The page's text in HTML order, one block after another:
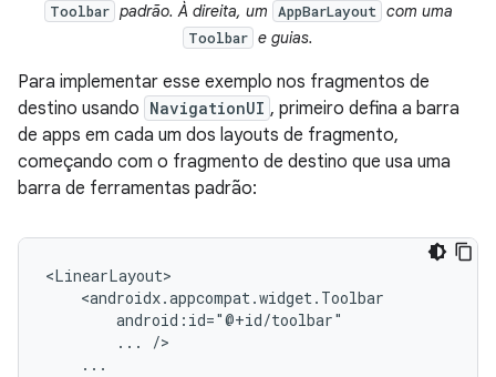
Toolbar padrão. À direita, um AppBarLayout com uma
Toolbar e guias.
Para implementar esse exemplo nos fragmentos de
destino usando NavigationUI , primeiro defina a barra
de apps em cada um dos layouts de fragmento,
começando com o fragmento de destino que usa uma
barra de ferramentas padrão:
...
...